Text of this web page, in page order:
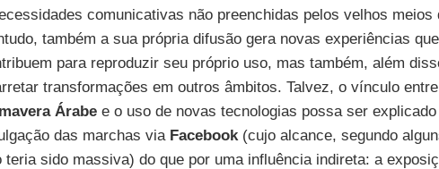
comunicativas não preenchidas pelos velhos meios
também a sua própria difusão gera novas experiências
para reproduzir seu próprio uso, mas também, além
transformações em outros âmbitos. Talvez, o vínculo
Árabee o uso de novas tecnologias possa ser
das marchas via Facebook(cujo alcance, segundo
teria sido massiva) do que por uma influência indireta: a